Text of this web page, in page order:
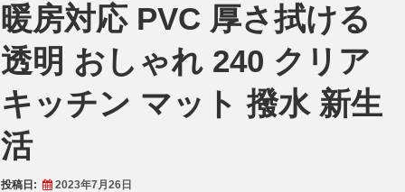
暖房対応 PVC 厚さ拭ける
透明 おしゃれ 240 クリア
キッチン マット 撥水 新生
活
投稿日: 2023年7月26日